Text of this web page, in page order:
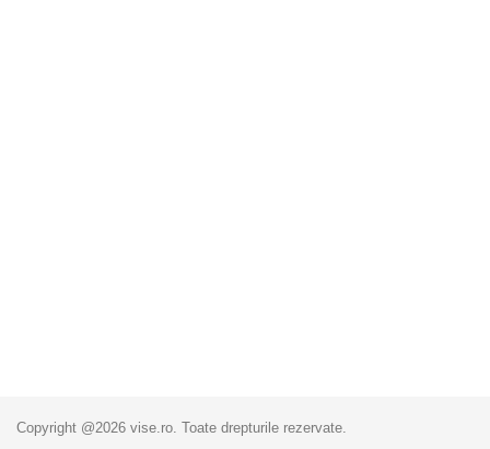
Copyright @2026 vise.ro. Toate drepturile rezervate.